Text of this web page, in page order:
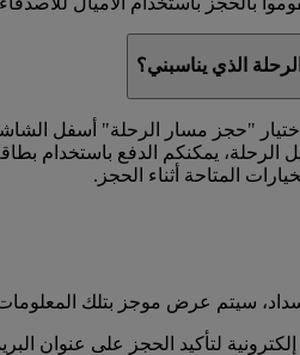
الذي يناسبني؟
"حجز مسار الرحلة" أسفل
الرحلة، يمكنكم الدفع باستخدام
المتاحة أثناء الحجز.
سيتم عرض موجز بتلك
لتأكيد الحجز على عنوان